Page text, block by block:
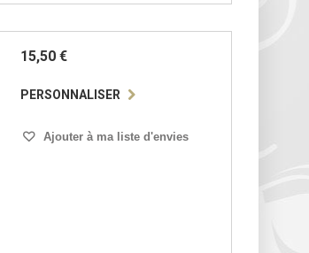
15,50 €
PERSONNALISER
Ajouter à ma liste d'envies